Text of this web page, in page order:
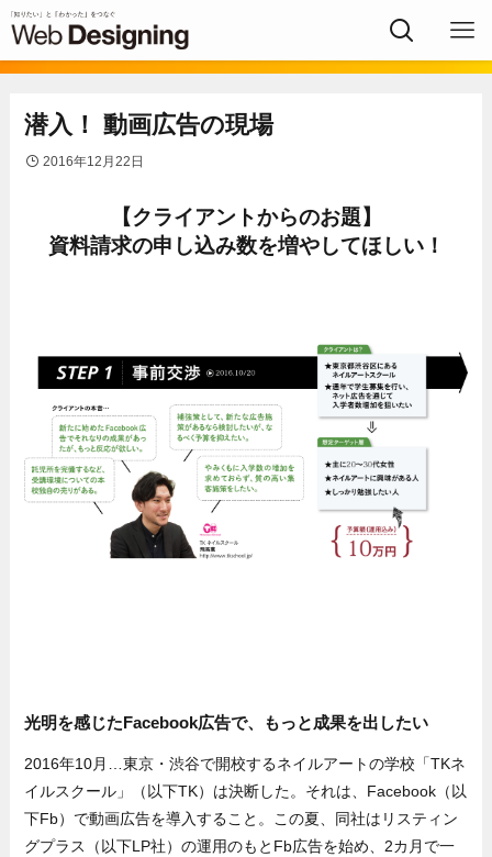
潜入！ 動画広告の現場
2016年12月22日
【クライアントからのお題】
資料請求の申し込み数を増やしてほしい！
光明を感じたFacebook広告で、もっと成果を出したい
2016年10月…東京・渋谷で開校するネイルアートの学校「TKネ
イルスクール」（以下TK）は決断した。それは、Facebook（以
下Fb）で動画広告を導入すること。この夏、同社はリスティン
グプラス（以下LP社）の運用のもとFb広告を始め、2カ月で一